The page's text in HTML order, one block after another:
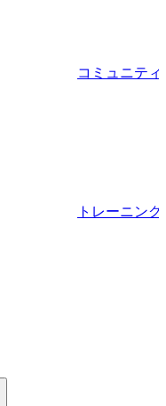
コミュニティ
トレーニング